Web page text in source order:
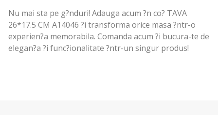
Nu mai sta pe g?nduri! Adauga acum ?n co? TAVA
26*17.5 CM A14046 ?i transforma orice masa ?ntr-o
experien?a memorabila. Comanda acum ?i bucura-te de
elegan?a ?i func?ionalitate ?ntr-un singur produs!